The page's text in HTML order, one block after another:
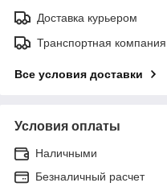
Доставка курьером
Транспортная компания
Все условия доставки
Условия оплаты
Наличными
Безналичный расчет